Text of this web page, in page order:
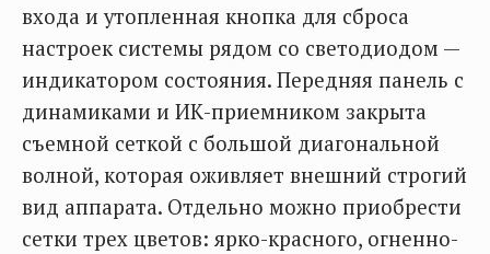
входа и утопленная кнопка для сброса
настроек системы рядом со светодиодом —
индикатором состояния. Передняя панель с
динамиками и ИК-приемником закрыта
съемной сеткой с большой диагональной
волной, которая оживляет внешний строгий
вид аппарата. Отдельно можно приобрести
сетки трех цветов: ярко-красного, огненно-